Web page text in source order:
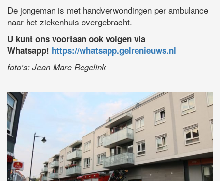
De jongeman is met handverwondingen per ambulance
naar het ziekenhuis overgebracht.
U kunt ons voortaan ook volgen via
Whatsapp! https://whatsapp.gelrenieuws.nl
foto’s: Jean-Marc Regelink